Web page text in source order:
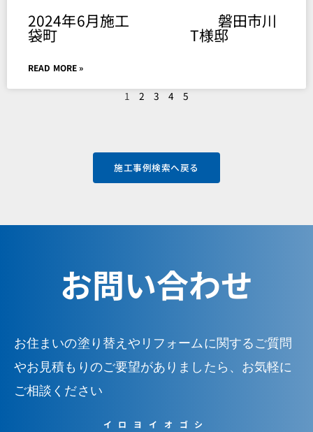
2024年6月施工 磐田市川
袋町 T様邸
READ MORE »
1 2 3 4 5
施工事例検索へ戻る
お問い合わせ
お住まいの塗り替えやリフォームに関するご質問
やお見積もりのご要望がありましたら、お気軽に
ご相談ください
イロヨイオゴシ